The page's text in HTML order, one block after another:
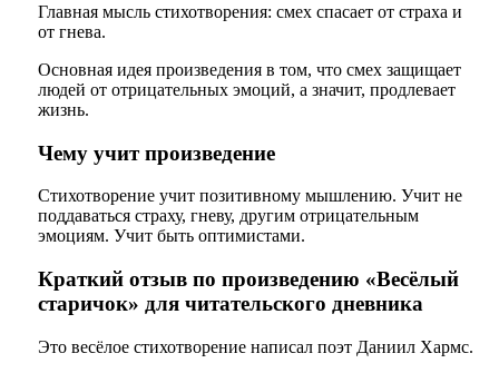
Главная мысль стихотворения: смех спасает от страха и
от гнева.
Основная идея произведения в том, что смех защищает
людей от отрицательных эмоций, а значит, продлевает
жизнь.
Чему учит произведение
Стихотворение учит позитивному мышлению. Учит не
поддаваться страху, гневу, другим отрицательным
эмоциям. Учит быть оптимистами.
Краткий отзыв по произведению «Весёлый
старичок» для читательского дневника
Это весёлое стихотворение написал поэт Даниил Хармс.